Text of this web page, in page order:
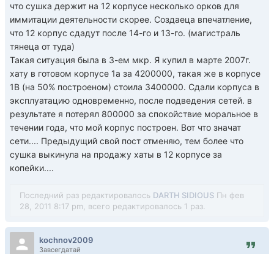
что сушка держит на 12 корпусе несколько орков для
иммитации деятельности скорее. Создаеца впечатление,
что 12 корпус сдадут после 14-го и 13-го. (магистраль
тянеца от туда)
Такая ситуация была в 3-ем мкр. Я купил в марте 2007г.
хату в готовом корпусе 1а за 4200000, такая же в корпусе
1В (на 50% построеном) стоила 3400000. Сдали корпуса в
эксплуатацию одновременно, после подведения сетей. в
результате я потерял 800000 за спокойствие моральное в
течении года, что мой корпус построен. Вот что значат
сети.... Предыдущий свой пост отменяю, тем более что
сушка выкинула на продажу хаты в 12 корпусе за
копейки....
Последний раз редактировалось DARTH SIDIOUS Пн фев
28, 2011 8:17 pm, всего редактировалось 1 раз.
kochnov2009
Завсегдатай